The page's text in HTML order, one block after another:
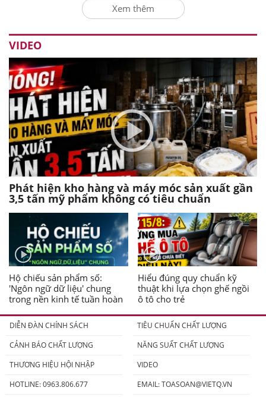
Xem thêm
VIDEO
Phát hiện kho hàng và máy móc sản xuất gần
3,5 tấn mỹ phẩm không có tiêu chuẩn
Hộ chiếu sản phẩm số:
'Ngôn ngữ dữ liệu' chung
trong nền kinh tế tuần hoàn
Hiểu đúng quy chuẩn kỹ
thuật khi lựa chọn ghế ngồi
ô tô cho trẻ
DIỄN ĐÀN CHÍNH SÁCH
TIÊU CHUẨN CHẤT LƯỢNG
CẢNH BÁO CHẤT LƯỢNG
NĂNG SUẤT CHẤT LƯỢNG
THƯƠNG HIỆU HỘI NHẬP
VIDEO
HOTLINE: 0963.806.677
EMAIL:TOASOAN@VIETQ.VN